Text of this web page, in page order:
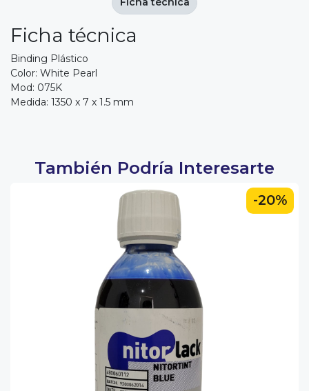
Ficha técnica
Binding Plástico
Color: White Pearl
Mod: 075K
Medida: 1350 x 7 x 1.5 mm
También Podría Interesarte
-20%